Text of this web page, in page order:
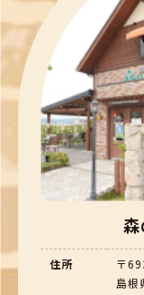
住所
〒
島根